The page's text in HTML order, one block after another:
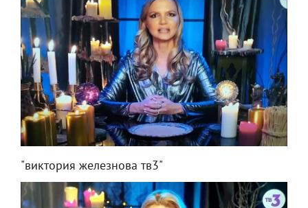
"виктория железнова тв3"